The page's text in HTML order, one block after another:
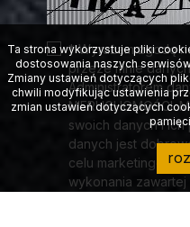
* Wyrażam zgodę
przeze mnie
Administratorem
NIERUCHOMOŚCI.
swoich danych i ich
danych jest
celu
wykonania
Ta strona wykorzystuje pliki
dostosowania naszych
Zmiany ustawień dotyczących
chwili modyfikując ustawienia
zmian ustawień dotyczących